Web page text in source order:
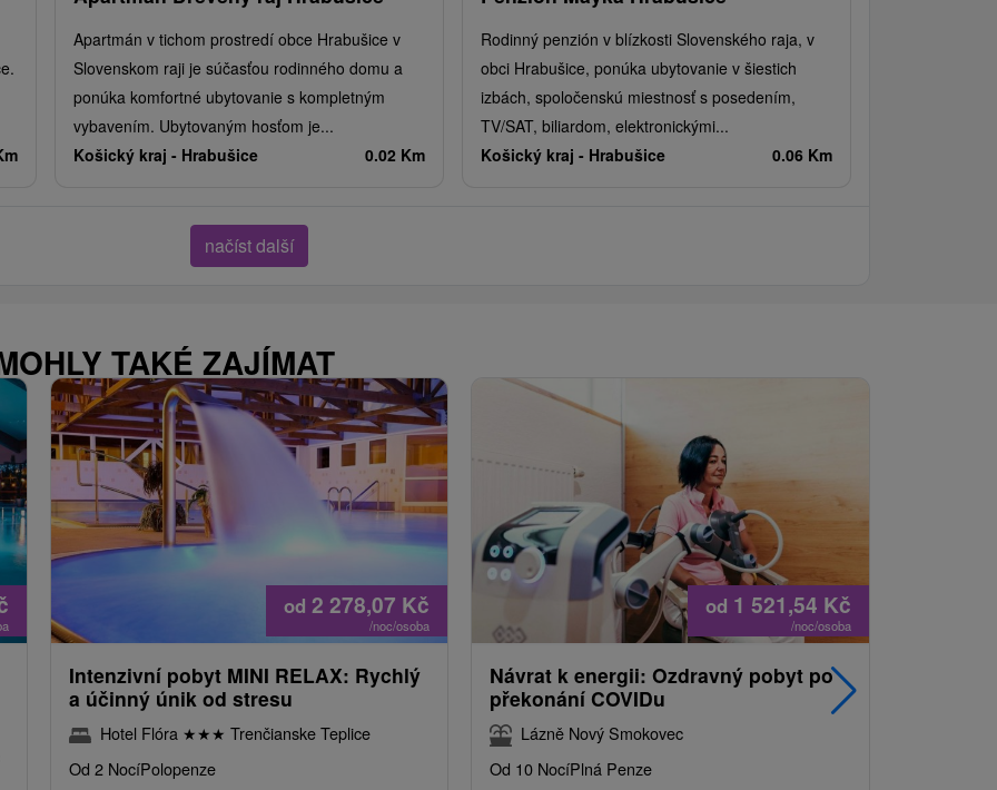
Apartmán v tichom prostredí obce Hrabušice v
Slovenskom raji je súčasťou rodinného domu a
ponúka komfortné ubytovanie s kompletným
vybavením. Ubytovaným hosťom je...
Košický kraj - Hrabušice 0.02 Km
Rodinný penzión v blízkosti Slovenského raja, v
obci Hrabušice, ponúka ubytovanie v šiestich
izbách, spoločenskú miestnosť s posedením,
TV/SAT, biliardom, elektronickými...
Košický kraj - Hrabušice 0.06 Km
načíst další
TAKÉ ZAJÍMAT
od 2 278,07 Kč
/noc/osoba
Intenzivní pobyt MINI RELAX: Rychlý
a účinný únik od stresu
Hotel Flóra ★★★ Trenčianske Teplice
Od 2 NocíPolopenze
od 1 521,54 Kč
/noc/osoba
Návrat k energii: Ozdravný pobyt po
překonání COVIDu
Lázně Nový Smokovec
Od 10 NocíPlná Penze